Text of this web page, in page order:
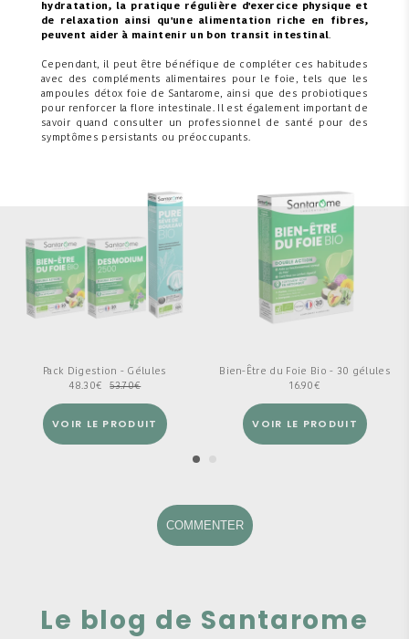
hydratation, la pratique régulière d'exercice physique et
de relaxation ainsi qu'une alimentation riche en fibres,
peuvent aider à maintenir un bon transit intestinal.
Cependant, il peut être bénéfique de compléter ces habitudes
avec des compléments alimentaires pour le foie, tels que les
ampoules détox foie de Santarome, ainsi que des probiotiques
pour renforcer la flore intestinale. Il est également important de
savoir quand consulter un professionnel de santé pour des
symptômes persistants ou préoccupants.
Pack Digestion - Gélules
€
53.70
€
48.30
VOIR LE PRODUIT
Bien-Être du Foie Bio - 30 gélules
€
16.90
VOIR LE PRODUIT
COMMENTER
Le blog de Santarome